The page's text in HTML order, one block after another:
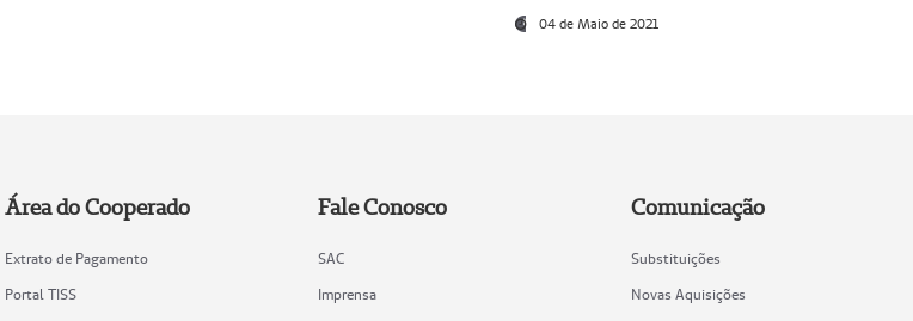
04 de Maio de 2021
Área do Cooperado
Extrato de Pagamento
Portal TISS
Fale Conosco
SAC
Imprensa
Comunicação
Substituições
Novas Aquisições